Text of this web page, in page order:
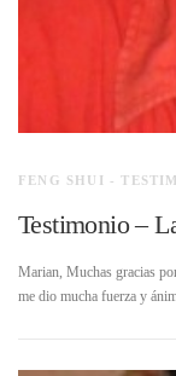
FENG SHUI -
Testimonio –
Marian, Muchas gracias
me dio mucha fuerza y